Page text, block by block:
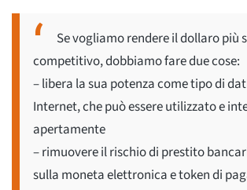
Se vogliamo rendere il dollaro più
competitivo, dobbiamo fare due cose:
– libera la sua potenza come tipo di
Internet, che può essere utilizzato e
apertamente
– rimuovere il rischio di prestito
sulla moneta elettronica e token di